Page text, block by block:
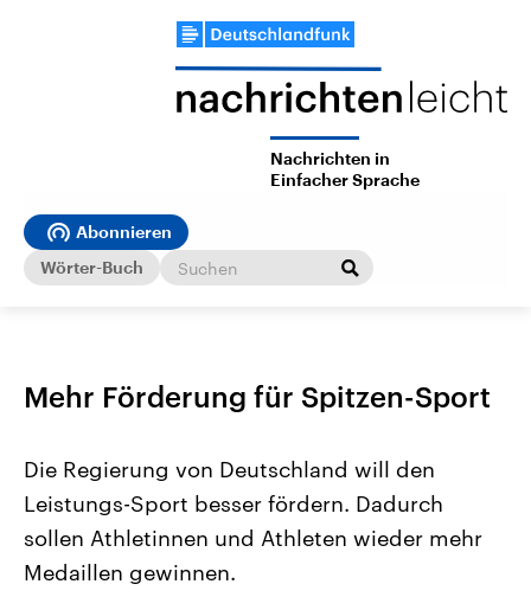
Nachrichten in
Einfacher Sprache
Abonnieren
Wörter-Buch
Mehr Förderung für Spitzen-Sport
Die Regierung von Deutschland will den
Leistungs-Sport besser fördern. Dadurch
sollen Athletinnen und Athleten wieder mehr
Medaillen gewinnen.